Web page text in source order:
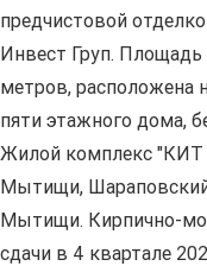
предчистовой
Инвест Груп.
метров, расположена
пяти этажного дома,
Жилой комплекс "КИТ
Мытищи,
Мытищи. Кирпично-
сдачи в 4 квартале